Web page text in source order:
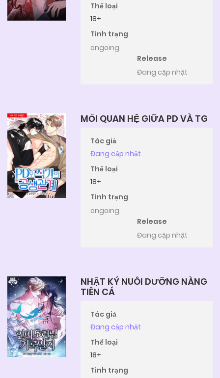
Thể loại
18+
Tình trạng
ongoing
Release
Đang cập nhật
MỐI QUAN HỆ GIỮA PD VÀ TG
Tác giả
Đang cập nhật
Thể loại
18+
Tình trạng
ongoing
Release
Đang cập nhật
NHẬT KÝ NUÔI DƯỠNG NÀNG
TIÊN CÁ
Tác giả
Đang cập nhật
Thể loại
18+
Tình trạng